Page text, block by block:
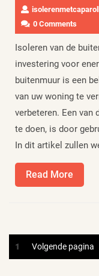
0 Comments
Isoleren van de
investering voor
buitenmuur is een
van uw woning te
verbeteren. Een
te doen, is door
In dit artikel zullen
Read More
More
Berichten
Pagina
1 Volgende pagina